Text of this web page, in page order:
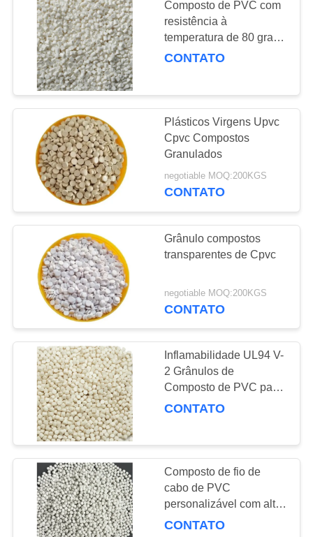
estabilizador do pvc
Plastificante
industrial
11
Lubrificante do PVC
17
modificador do
impacto para o pvc
Composto de PVC com
resistência à
temperatura de 80 graus
Celsius, ideal para
ao calor
CONTATO
Plásticos Virgens Upvc
Cpvc Compostos
Granulados
negotiable MOQ:200KGS
CONTATO
Grânulo compostos
transparentes de Cpvc
negotiable MOQ:200KGS
CONTATO
Inflamabilidade UL94 V-
2 Grânulos de
Composto de PVC para
Materiais de Moldagem
CONTATO
Composto de fio de
cabo de PVC
personalizável com alta
elongação e densidade
CONTATO